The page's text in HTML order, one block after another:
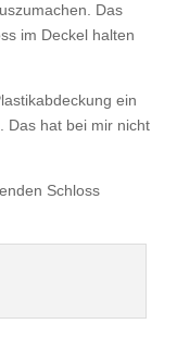
Das
im Deckel halten
ein
Das hat bei mir nicht
Schloss